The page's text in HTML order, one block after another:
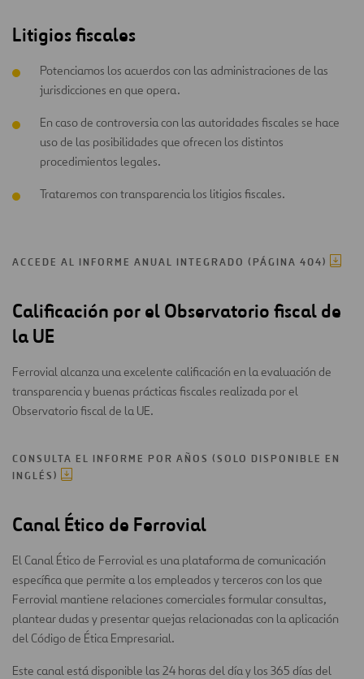
Litigios fiscales
Potenciamos los acuerdos con las administraciones de las
jurisdicciones en que opera.
En caso de controversia con las autoridades fiscales se hace
uso de las posibilidades que ofrecen los distintos
procedimientos legales.
Trataremos con transparencia los litigios fiscales.
ACCEDE AL INFORME ANUAL INTEGRADO (PÁGINA 404)
Calificación por el Observatorio fiscal de
la UE
Ferrovial alcanza una excelente calificación en la evaluación de
transparencia y buenas prácticas fiscales realizada por el
Observatorio fiscal de la UE.
CONSULTA EL INFORME POR AÑOS (SOLO DISPONIBLE EN
INGLÉS)
Canal Ético de Ferrovial
El Canal Ético de Ferrovial es una plataforma de comunicación
específica que permite a los empleados y terceros con los que
Ferrovial mantiene relaciones comerciales formular consultas,
plantear dudas y presentar quejas relacionadas con la aplicación
del Código de Ética Empresarial.
Este canal está disponible las 24 horas del día y los 365 días del